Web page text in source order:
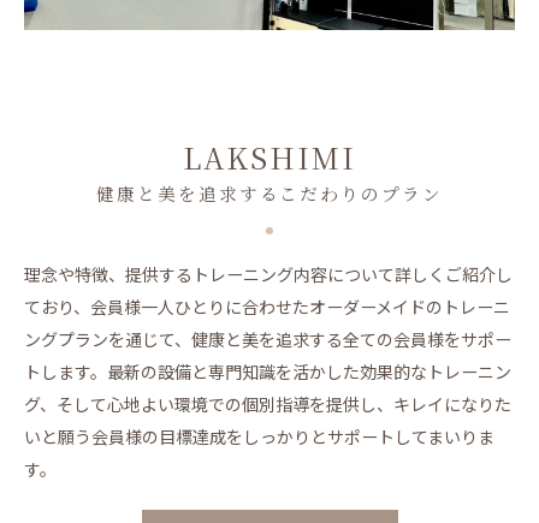
健康と美を追求するこだわりのプラン
LAKSHIMI
理念や特徴、提供するトレーニング内容について詳しくご紹介し
ており、会員様一人ひとりに合わせたオーダーメイドのトレーニ
ングプランを通じて、健康と美を追求する全ての会員様をサポー
トします。最新の設備と専門知識を活かした効果的なトレーニン
グ、そして心地よい環境での個別指導を提供し、キレイになりた
いと願う会員様の目標達成をしっかりとサポートしてまいりま
す。